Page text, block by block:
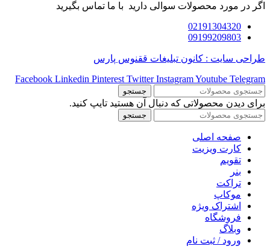
اگر در مورد محصولات سوالی دارید با ما تماس بگیرید
02191304320
09199209803
طراحی سایت : کانون تبلیغات ققنوس پارس
Facebook Linkedin Pinterest Twitter InstagramYoutube Telegram
جستجو
برای دیدن محصولاتی که دنبال آن هستید تایپ کنید.
جستجو
صفحه اصلی
کارت ویزیت
تقویم
بنر
تراکت
موکاپ
اشتراک ویژه
فروشگاه
وبلاگ
ورود / ثبت نام